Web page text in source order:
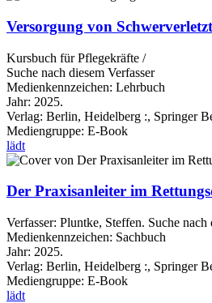
Versorgung von
Kursbuch für Pflegekräfte /
Suche nach diesem Verfasser
Medienkennzeichen: Lehrbuch
Jahr: 2025.
Verlag: Berlin, Heidelberg :, Springer
Mediengruppe: E-Book
lädt
Der Praxisanleiter im
Verfasser: Pluntke, Steffen. Suche nach
Medienkennzeichen: Sachbuch
Jahr: 2025.
Verlag: Berlin, Heidelberg :, Springer
Mediengruppe: E-Book
lädt